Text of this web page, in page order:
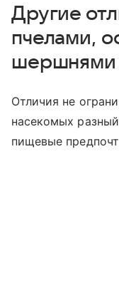
Другие
пчелами,
шершнями
Отличия не
насекомых
пищевые